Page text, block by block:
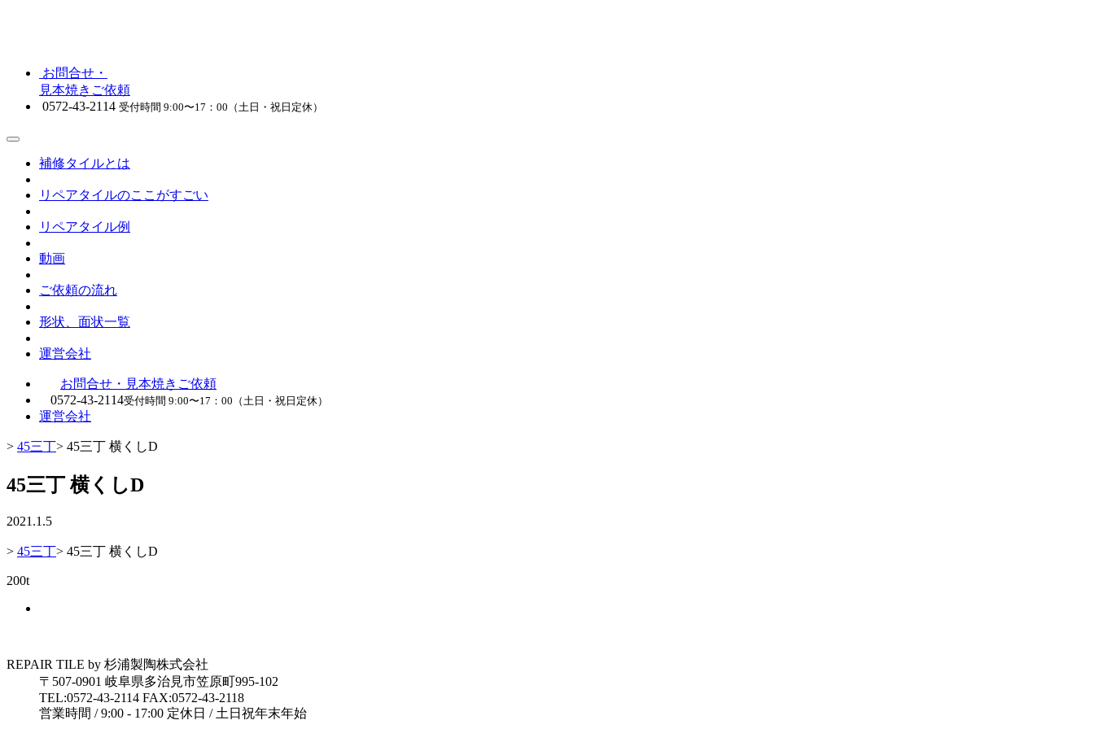
お問合せ・
見本焼きご依頼
0572-43-2114 受付時間 9:00〜17：00（土日・祝日定休）
補修タイルとは
リペアタイルのここがすごい
リペアタイル例
動画
ご依頼の流れ
形状、面状一覧
運営会社
お問合せ・見本焼きご依頼
0572-43-2114受付時間 9:00〜17：00（土日・祝日定休）
運営会社
> 45三丁> 45三丁 横くしD
45三丁 横くしD
2021.1.5
> 45三丁> 45三丁 横くしD
200t
REPAIR TILE by 杉浦製陶株式会社
〒507-0901 岐阜県多治見市笠原町995-102
TEL:0572-43-2114 FAX:0572-43-2118
営業時間 / 9:00 - 17:00 定休日 / 土日祝年末年始